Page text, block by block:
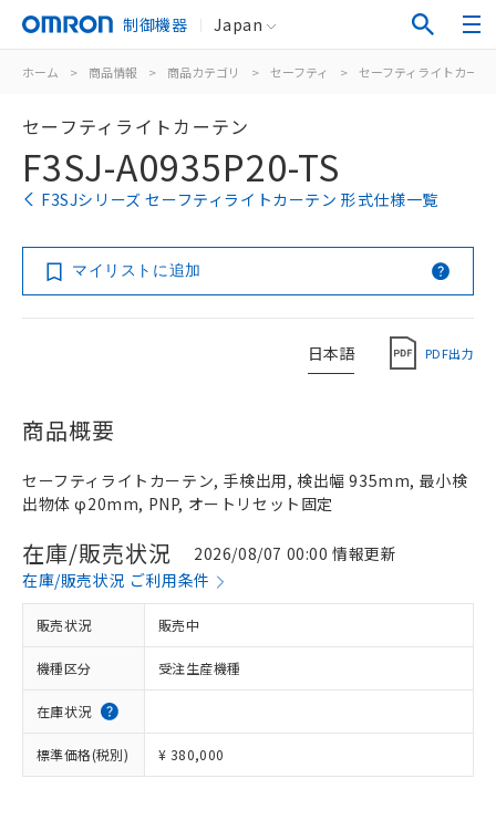
制御機器 Japan
ホーム > 商品情報 > 商品カテゴリ > セーフティ > セーフティライトカー
セーフティライトカーテン
F3SJ-A0935P20-TS
F3SJシリーズ セーフティライトカーテン 形式仕様一覧
マイリストに追加
日本語 PDF出力
商品概要
セーフティライトカーテン, 手検出用, 検出幅 935mm, 最小検
出物体 φ20mm, PNP, オートリセット固定
在庫/販売状況
2026/08/07 00:00 情報更新
在庫/販売状況 ご利用条件
販売状況 販売中
機種区分 受注生産機種
在庫状況
標準価格(税別) ¥ 380,000